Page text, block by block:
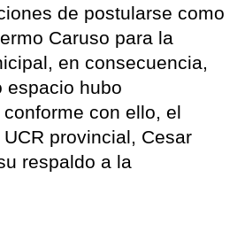
de postularse como
Caruso para la
en consecuencia,
espacio hubo
con ello, el
provincial, Cesar
respaldo a la